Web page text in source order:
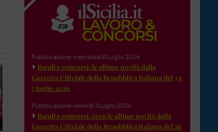
Pubblicazione: mercoledì 8 Luglio 2026
Bandi e concorsi: le ultime novità dalla
Gazzetta Ufficiale della Repubblica Italiana del 3 e
7 luglio 2026
Pubblicazione: venerdì 3 Luglio 2026
Bandi e concorsi: ecco le ultime novità dalla
Gazzetta Ufficiale della Repubblica Italiana del 26